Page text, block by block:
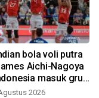
bola voli putra
Aichi-Nagoya
masuk grup
Iran
2026